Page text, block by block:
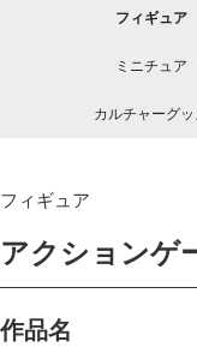
フィギュア
ミニチュア
カルチャーグ
フィギュア
アクションゲ
作品名